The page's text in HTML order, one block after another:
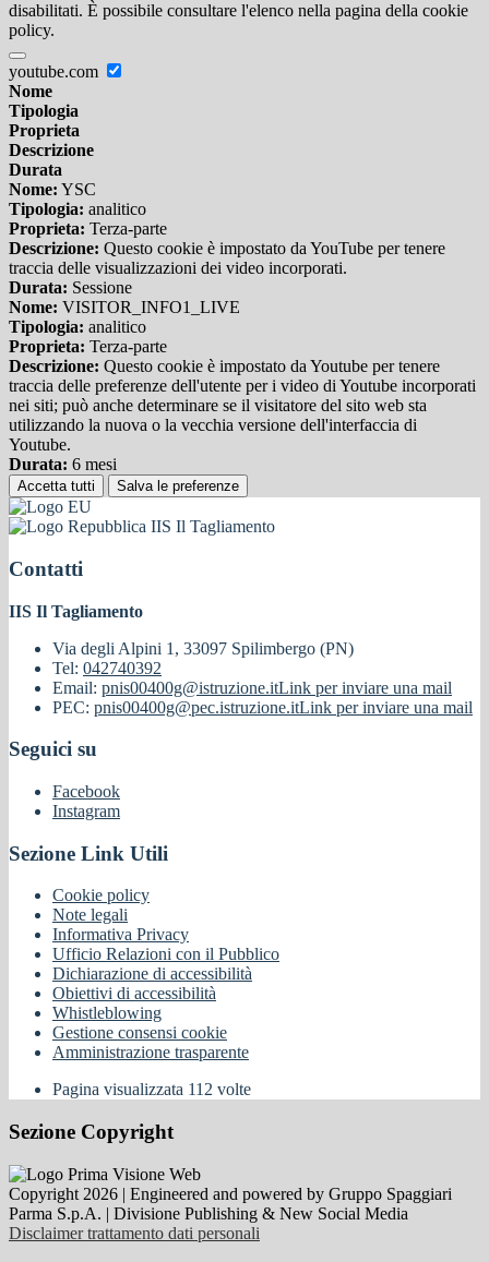
disabilitati. È possibile consultare l'elenco nella pagina della cookie
policy.
youtube.com
Nome
Tipologia
Proprieta
Descrizione
Durata
Nome: YSC
Tipologia: analitico
Proprieta: Terza-parte
Descrizione: Questo cookie è impostato da YouTube per tenere
traccia delle visualizzazioni dei video incorporati.
Durata: Sessione
Nome: VISITOR_INFO1_LIVE
Tipologia: analitico
Proprieta: Terza-parte
Descrizione: Questo cookie è impostato da Youtube per tenere
traccia delle preferenze dell'utente per i video di Youtube incorporati
nei siti; può anche determinare se il visitatore del sito web sta
utilizzando la nuova o la vecchia versione dell'interfaccia di
Youtube.
Durata: 6 mesi
Accetta tutti Salva le preferenze
IIS Il Tagliamento
Contatti
IIS Il Tagliamento
Via degli Alpini 1, 33097 Spilimbergo (PN)
Tel: 042740392
Email: pnis00400g@istruzione.itLink per inviare una mail
PEC: pnis00400g@pec.istruzione.itLink per inviare una mail
Seguici su
Facebook
Instagram
Sezione Link Utili
Cookie policy
Note legali
Informativa Privacy
Ufficio Relazioni con il Pubblico
Dichiarazione di accessibilità
Obiettivi di accessibilità
Whistleblowing
Gestione consensi cookie
Amministrazione trasparente
Pagina visualizzata 112 volte
Sezione Copyright
Copyright 2026 | Engineered and powered by Gruppo Spaggiari
Parma S.p.A. | Divisione Publishing & New Social Media
Disclaimer trattamento dati personali